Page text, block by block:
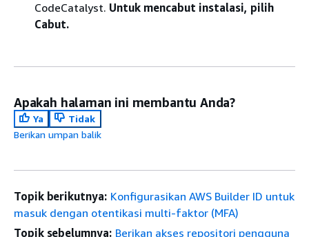
CodeCatalyst. Untuk mencabut instalasi, pilih
Cabut.
Apakah halaman ini membantu Anda?
Ya
Tidak
Berikan umpan balik
Topik berikutnya: Konfigurasikan AWS Builder ID untuk
masuk dengan otentikasi multi-faktor (MFA)
Topik sebelumnya: Berikan akses repositori pengguna